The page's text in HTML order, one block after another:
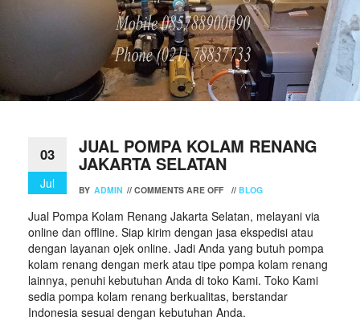
03
Jul
JUAL POMPA KOLAM RENANG
JAKARTA SELATAN
BY ADMIN // COMMENTS ARE OFF // BLOG
Jual Pompa Kolam Renang Jakarta Selatan, melayani via
online dan offline. Siap kirim dengan jasa ekspedisi atau
dengan layanan ojek online. Jadi Anda yang butuh pompa
kolam renang dengan merk atau tipe pompa kolam renang
lainnya, penuhi kebutuhan Anda di toko Kami. Toko Kami
sedia pompa kolam renang berkualitas, berstandar
Indonesia sesuai dengan kebutuhan Anda.